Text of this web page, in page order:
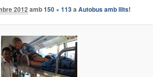
2012 amb150 × 113aAutobus amb llits!